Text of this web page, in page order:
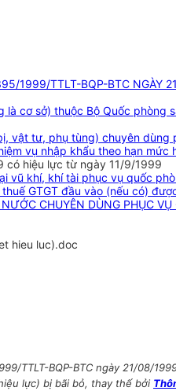
1999/TTLT-BQP-BTC NGÀY
cơ sở) thuộc Bộ Quốc
vật tư, phụ tùng) chuyên
vụ nhập khẩu theo hạn
có hiệu lực từ ngày 11/9/1999
khí, khí tài phục vụ quốc
GTGT đầu vào (nếu có)
CHUYÊN DÙNG PHỤC
hieu luc).doc
TTLT-BQP-BTC ngày 21/08/
lực) bị bãi bỏ, thay thế bởi